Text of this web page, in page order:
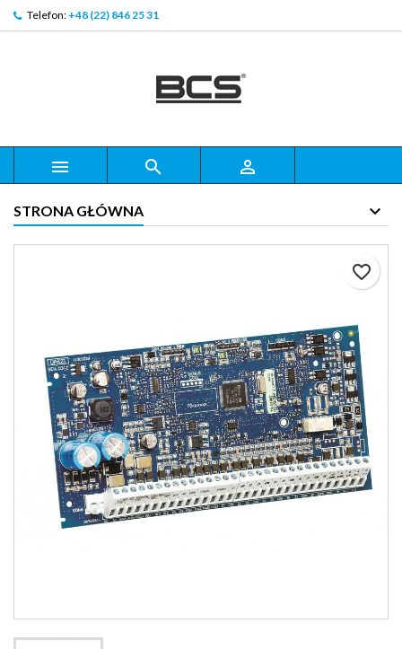
Telefon: +48 (22) 846 25 31
  
STRONA GŁÓWNA
favorite_border